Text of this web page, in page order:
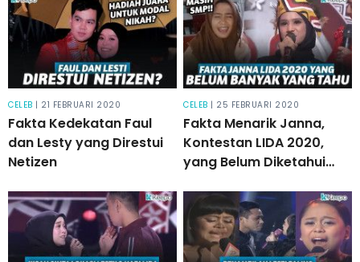
CELEB | 21 FEBRUARI 2020
Fakta Kedekatan Faul
dan Lesty yang Direstui
Netizen
CELEB | 25 FEBRUARI 2020
Fakta Menarik Janna,
Kontestan LIDA 2020,
yang Belum Diketahui